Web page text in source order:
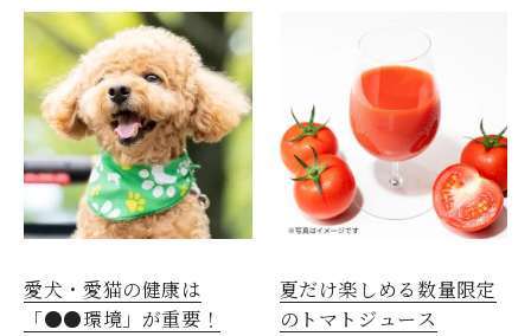
愛犬・愛猫の健康は
「●●環境」が重要！
夏だけ楽しめる数量限定
のトマトジュース